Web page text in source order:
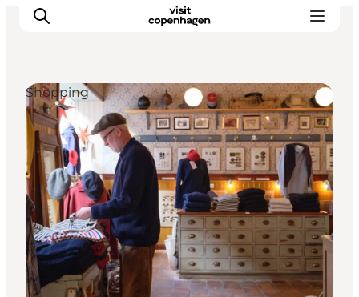
This is Copenhagen
Aktiviteter
Spis & drik
Områder
Planlæg din tur
CopenPay
Copenhagen Card
Shopping